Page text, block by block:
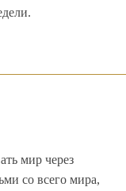
мир через
со всего мира,